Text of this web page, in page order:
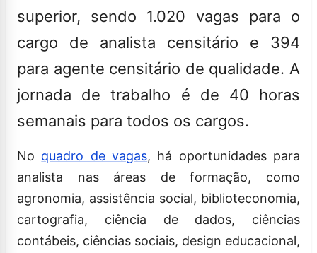
superior, sendo 1.020 vagas para o
cargo de analista censitário e 394
para agente censitário de qualidade. A
jornada de trabalho é de 40 horas
semanais para todos os cargos.
No quadro de vagas, há oportunidades para
analista nas áreas de formação, como
agronomia, assistência social, biblioteconomia,
cartografia, ciência de dados, ciências
contábeis, ciências sociais, design educacional,